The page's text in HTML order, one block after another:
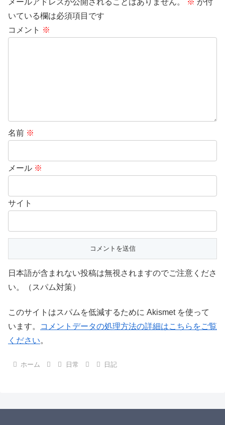
メールアドレスが公開されることはありません。 ※ が付
いている欄は必須項目です
コメント ※
名前 ※
メール ※
サイト
日本語が含まれない投稿は無視されますのでご注意くださ
い。（スパム対策）
このサイトはスパムを低減するために Akismet を使って
います。
コメントデータの処理方法の詳細はこちらをご覧
ください。
ホーム 日常 日記